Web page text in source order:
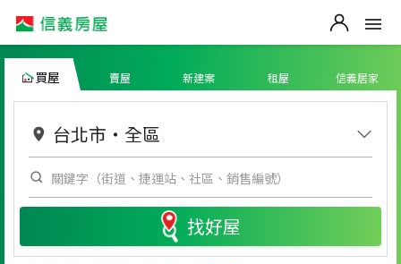
買屋 賣屋 新建案 租屋 信義居家
台北市 ・ 全區
找好屋